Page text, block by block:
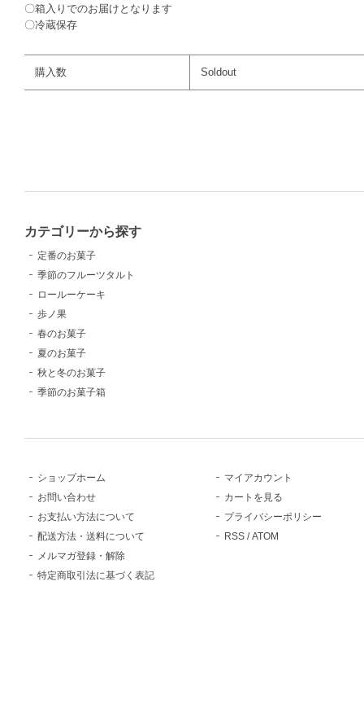
〇箱入りでのお届けとなります
〇冷蔵保存
購入数 Soldout
カテゴリーから探す
定番のお菓子
季節のフルーツタルト
ロールーケーキ
歩ノ果
春のお菓子
夏のお菓子
秋と冬のお菓子
季節のお菓子箱
ショップホーム
お問い合わせ
お支払い方法について
配送方法・送料について
メルマガ登録・解除
特定商取引法に基づく表記
マイアカウント
カートを見る
プライバシーポリシー
RSS /ATOM